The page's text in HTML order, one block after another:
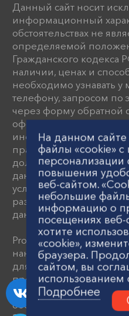
Данный сайт носит
информационный
обстоятельствах не
определяемой
Гражданского кодекса
наличии, ценах и
необходимо узнавать
телефону, запросом по
через форму обратной
оформлении заказа.
информация является
права. Любое
должно быть
данного интернет-
условия политики
раз, когда оставляете
данные на данном
Proflex предлагает
нанесения красок и
для строительной
представлены
насосы и поршневые
обеспечивают высокое
На данном сайте
файлы «cookie» с
персонализации
повышения
веб-сайтом.
небольшие
информацию о
посещениях веб-
хотите
«cookie»,
браузера.
сайтом, вы
использованием
Подробнее